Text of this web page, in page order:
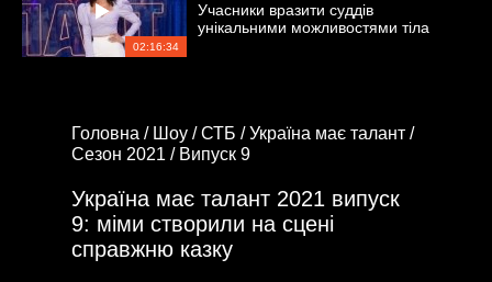
02:16:34
Учасники вразити суддів
унікальними можливостями тіла
Головна / Шоу /СТБ /Україна має талант /
Сезон 2021 / Випуск 9
Україна має талант 2021 випуск
9: міми створили на сцені
справжню казку